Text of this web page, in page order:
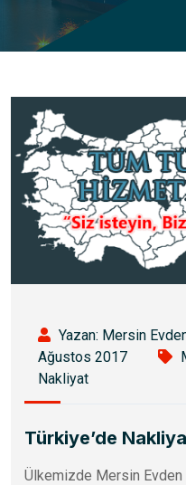
Yazan: Mersin
Ağustos 2017
Nakliyat
Türkiye’de
Ülkemizde Mersin Evden